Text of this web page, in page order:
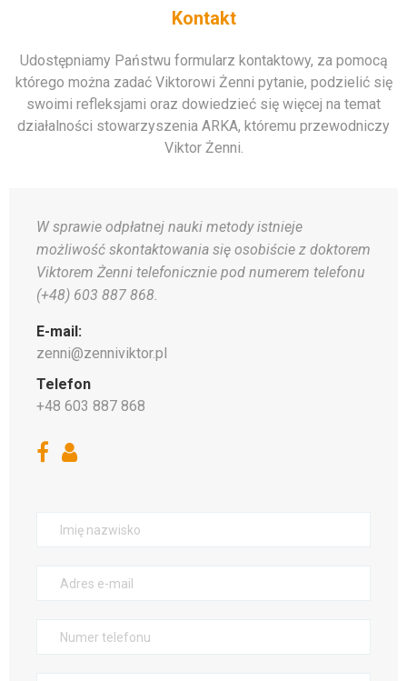
Kontakt
Udostępniamy Państwu formularz kontaktowy, za pomocą
którego można zadać Viktorowi Żenni pytanie, podzielić się
swoimi refleksjami oraz dowiedzieć się więcej na temat
działalności stowarzyszenia ARKA, któremu przewodniczy
Viktor Żenni.
W sprawie odpłatnej nauki metody istnieje
możliwość skontaktowania się osobiście z doktorem
Viktorem Żenni telefonicznie pod numerem telefonu
(+48) 603 887 868.
E-mail:
zenni@zenniviktor.pl
Telefon
+48 603 887 868